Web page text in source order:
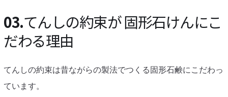
03.てんしの約束が 固形石けんにこ
だわる理由
てんしの約束は昔ながらの製法でつくる固形石鹸にこだわっ
ています。